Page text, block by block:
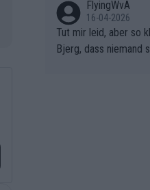
FlyingWvA
16-04-2026
Tut mir leid, aber so
Bjerg, dass niemand